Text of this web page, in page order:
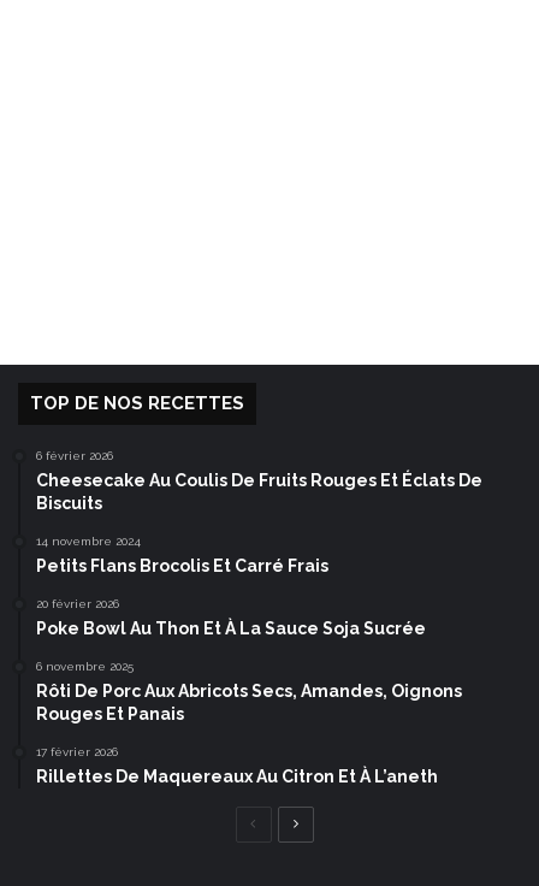
TOP DE NOS RECETTES
6 février 2026
Cheesecake Au Coulis De Fruits Rouges Et Éclats De
Biscuits
14 novembre 2024
Petits Flans Brocolis Et Carré Frais
20 février 2026
Poke Bowl Au Thon Et À La Sauce Soja Sucrée
6 novembre 2025
Rôti De Porc Aux Abricots Secs, Amandes, Oignons
Rouges Et Panais
17 février 2026
Rillettes De Maquereaux Au Citron Et À L’aneth
Page